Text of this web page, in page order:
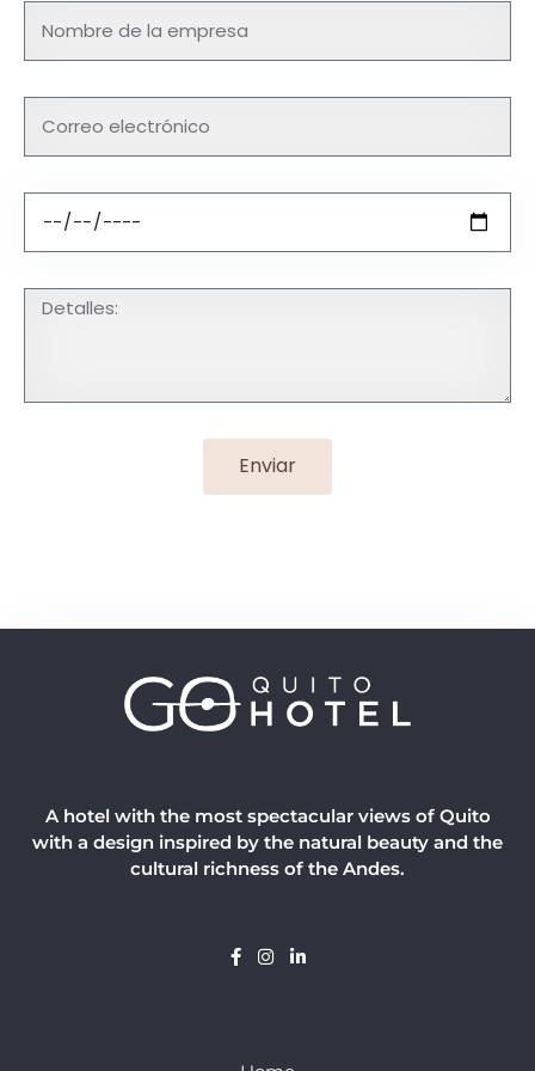
Enviar
A hotel with the most spectacular views of Quito
with a design inspired by the natural beauty and the
cultural richness of the Andes.